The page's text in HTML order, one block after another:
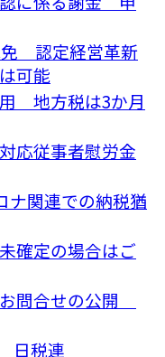
認定経営革新
可能
地方税は3か月
応従事者慰労金
ナ関連での納税猶
確定の場合はご
問合せの公開
日税連